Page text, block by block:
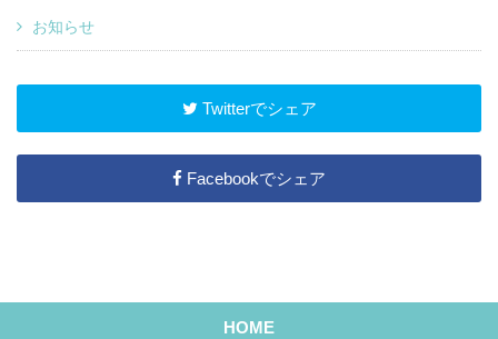
お知らせ
Twitterでシェア
Facebookでシェア
HOME